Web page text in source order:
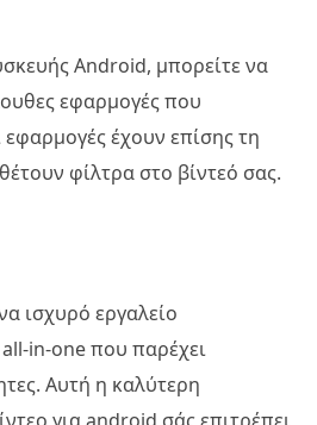
Android, μπορείτε να
εφαρμογές που
έχουν επίσης τη
φίλτρα στο βίντεό σας.
ισχυρό εργαλείο
all-in-one που παρέχει
Αυτή η καλύτερη